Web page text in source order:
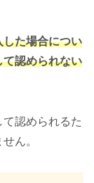
た場合につい
認められない
認められるた
ん。